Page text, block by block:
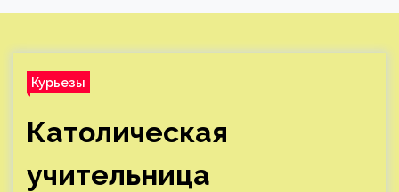
Курьезы
Католическая
учительница